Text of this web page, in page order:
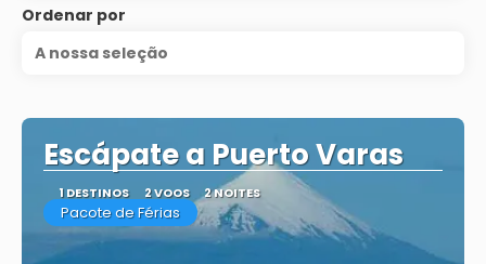
Ordenar por
A nossa seleção
Escápate a Puerto Varas
1 DESTINOS 2 VOOS 2 NOITES
Pacote de Férias